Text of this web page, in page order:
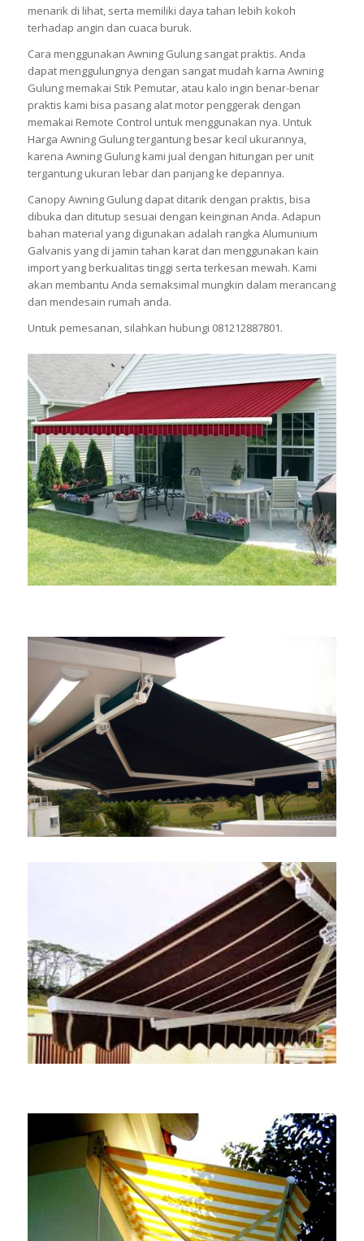
menarik di lihat, serta memiliki daya tahan lebih kokoh
terhadap angin dan cuaca buruk.
Cara menggunakan Awning Gulung sangat praktis. Anda
dapat menggulungnya dengan sangat mudah karna Awning
Gulung memakai Stik Pemutar, atau kalo ingin benar-benar
praktis kami bisa pasang alat motor penggerak dengan
memakai Remote Control untuk menggunakan nya. Untuk
Harga Awning Gulung tergantung besar kecil ukurannya,
karena Awning Gulung kami jual dengan hitungan per unit
tergantung ukuran lebar dan panjang ke depannya.
Canopy Awning Gulung dapat ditarik dengan praktis, bisa
dibuka dan ditutup sesuai dengan keinginan Anda. Adapun
bahan material yang digunakan adalah rangka Alumunium
Galvanis yang di jamin tahan karat dan menggunakan kain
import yang berkualitas tinggi serta terkesan mewah. Kami
akan membantu Anda semaksimal mungkin dalam merancang
dan mendesain rumah anda.
Untuk pemesanan, silahkan hubungi 081212887801.